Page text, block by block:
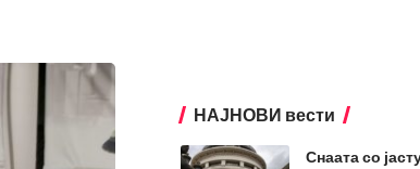
НАЈНОВИ вести
Снаата со